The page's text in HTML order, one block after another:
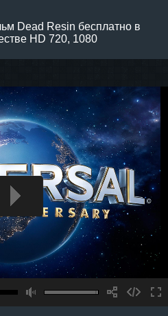
Dead Resin бесплатно в
HD 720, 1080